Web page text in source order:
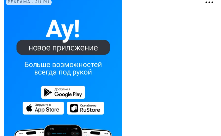
РЕКЛАМА • AU.RU